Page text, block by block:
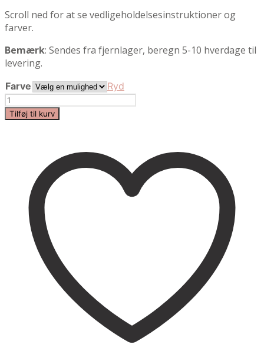
Scroll ned for at se vedligeholdelsesinstruktioner og
farver.
Bemærk: Sendes fra fjernlager, beregn 5-10 hverdage til
levering.
Farve
Ryd
Lupo
|
Hundepose-
Tilføj til kurv